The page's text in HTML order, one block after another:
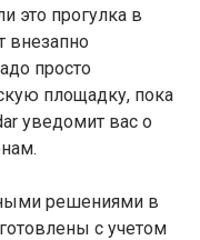
это прогулка в
внезапно
просто
площадку, пока
уведомит вас о
решениями в
с учетом